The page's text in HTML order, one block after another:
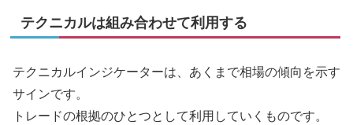
テクニカルは組み合わせて利用する
テクニカルインジケーターは、あくまで相場の傾向を示す
サインです。
トレードの根拠のひとつとして利用していくものです。